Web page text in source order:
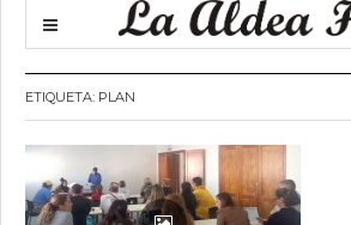
ETIQUETA: PLAN